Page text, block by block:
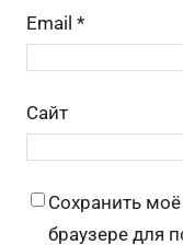
Email *
Сайт
Сохранить
браузере для